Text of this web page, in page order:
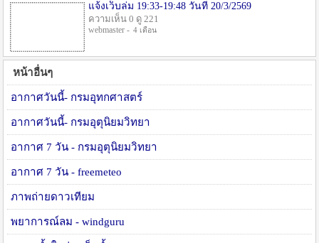
แจ้งเว็บล่ม 19:33-19:48 วันที่ 20/3/2569
ความเห็น 0 ดู 221
webmaster - 4 เดือน
หน้าอื่นๆ
อากาศวันนี้- กรมอุทกศาสตร์
อากาศวันนี้- กรมอุตุนิยมวิทยา
อากาศ 7 วัน - กรมอุตุนิยมวิทยา
อากาศ 7 วัน - freemeteo
ภาพถ่ายดาวเทียม
พยาการณ์ลม - windguru